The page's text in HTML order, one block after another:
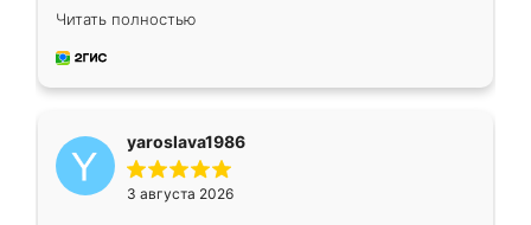
недели кухня была уже готова. Остались
довольны работой. Спасибо Ренессанс
мебель за качественную работу!
Читать полностью
yaroslava1986
3 августа 2026